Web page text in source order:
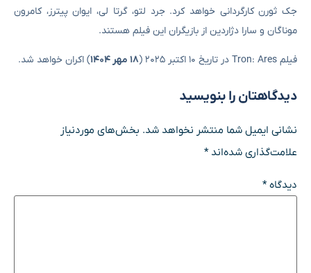
جک ثورن کارگردانی خواهد کرد. جرد لتو، گرتا لی، ایوان پیترز، کامرون
موناگان و سارا دژاردین از بازیگران این فیلم هستند.
فیلم Tron: Ares در تاریخ ۱۰ اکتبر ۲۰۲۵ ( ۱۸ مهر ۱۴۰۴ ) اکران خواهد شد.
دیدگاهتان را بنویسید
نشانی ایمیل شما منتشر نخواهد شد. بخش‌های موردنیاز
علامت‌گذاری شده‌اند*
دیدگاه*